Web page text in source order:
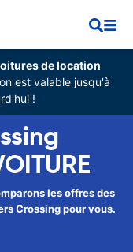
de location
est valable jusqu'à
!
les offres des
Crossing pour vous.